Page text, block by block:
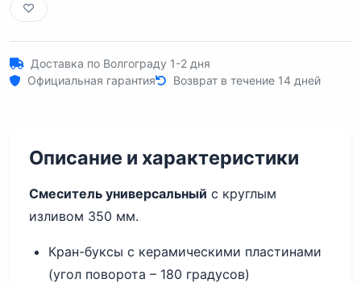
Доставка по Волгограду 1-2 дня
Официальная гарантия
Возврат в течение 14 дней
Описание и характеристики
Смеситель универсальный с круглым
изливом 350 мм.
Кран-буксы с керамическими пластинами
(угол поворота – 180 градусов)